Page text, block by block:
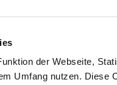
der Webseite,
Umfang nutzen.